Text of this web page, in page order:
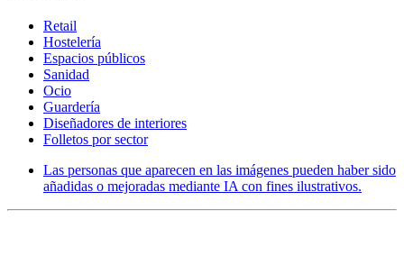
Retail
Hostelería
Espacios públicos
Sanidad
Ocio
Guardería
Diseñadores de interiores
Folletos por sector
Las personas que aparecen en las imágenes pueden haber sido
añadidas o mejoradas mediante IA con fines ilustrativos.